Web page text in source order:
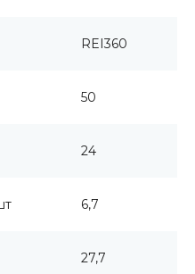
REI360
50
24
6,7
27,7